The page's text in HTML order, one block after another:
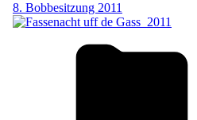
8. Bobbesitzung 2011